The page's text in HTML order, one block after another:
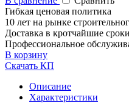
Гибкая ценовая политика
10 лет на рынке
Доставка в кротчайшие сроки
Профессиональное
В корзину
Скачать КП
Описание
Характеристики